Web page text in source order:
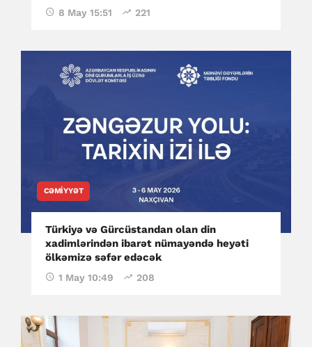
8 May 15:51 221
CƏMIYYƏT
Türkiyə və Gürcüstandan olan din
xadimlərindən ibarət nümayəndə heyəti
ölkəmizə səfər edəcək
1 May 10:49 208